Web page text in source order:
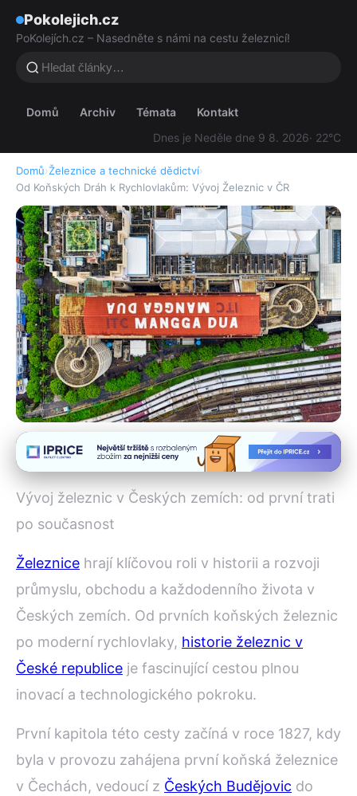
Pokolejich.cz
PoKolejích.cz – Nasedněte s námi na cestu železnicí!
Domů Archiv Témata
Kontakt
Dnes je Neděle dne 9 8. 2026· 22°C
Domů›Železnice a technické dědictví›
Od Koňských Dráh k Rychlovlakům: Vývoj Železnic v ČR
Železnice a technické dědictví
Od Koňských Dráh k
Rychlovlakům: Vývoj Železnic
9. 1. 2026
Vývoj železnic v Českých zemích: od první trati
po současnost
Železnice hrají klíčovou roli v historii a rozvoji
průmyslu, obchodu a každodenního života v
Českých zemích. Od prvních koňských železnic
po moderní rychlovlaky, historie železnic v
České republice je fascinující cestou plnou
inovací a technologického pokroku.
První kapitola této cesty začíná v roce 1827, kdy
byla v provozu zahájena první koňská železnice
v Čechách, vedoucí z Českých Budějovic do